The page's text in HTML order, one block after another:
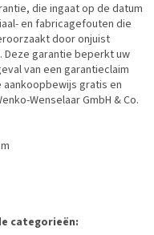
die ingaat op de datum
en fabricagefouten die
door onjuist
garantie beperkt uw
van een garantieclaim
gratis en
Wenselaar GmbH & Co.
categorieën: